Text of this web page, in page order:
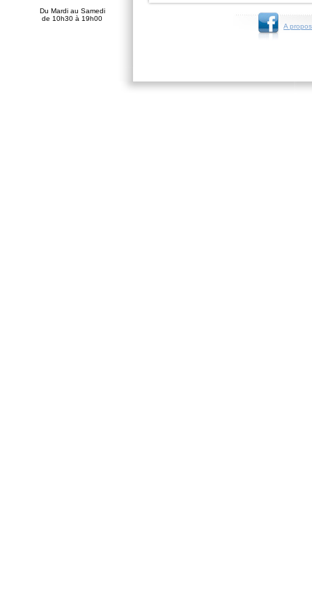
A
Du Mardi au Samedi
de 10h30 à 19h00